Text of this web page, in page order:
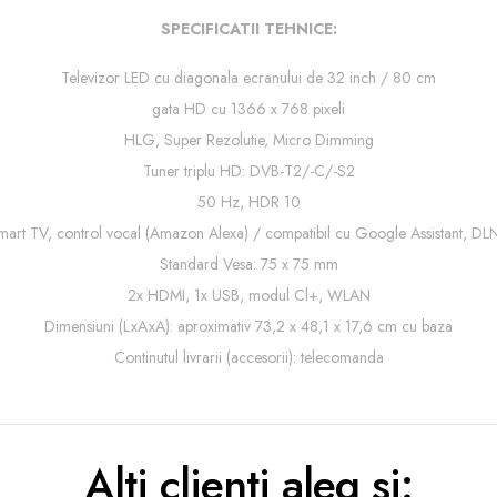
SPECIFICATII TEHNICE:
Televizor LED cu diagonala ecranului de 32 inch / 80 cm
gata HD cu 1366 x 768 pixeli
HLG, Super Rezolutie, Micro Dimming
Tuner triplu HD: DVB-T2/-C/-S2
50 Hz, HDR 10
TV, control vocal (Amazon Alexa) / compatibil cu Google Assistant,
Standard Vesa: 75 x 75 mm
2x HDMI, 1x USB, modul Cl+, WLAN
Dimensiuni (LxAxA): aproximativ 73,2 x 48,1 x 17,6 cm cu baza
Continutul livrarii (accesorii): telecomanda